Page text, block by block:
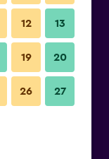
12 13
19 20
26 27